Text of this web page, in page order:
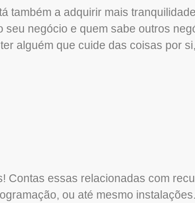
também a adquirir mais
negócio e quem sabe outros
alguém que cuide das coisas por
Contas essas relacionadas com
ou até mesmo